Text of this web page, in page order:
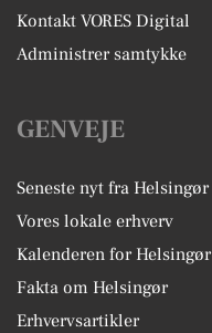
Kontakt VORES Digital
Administrer samtykke
GENVEJE
Seneste nyt fra Helsingør
Vores lokale erhverv
Kalenderen for Helsingør
Fakta om Helsingør
Erhvervsartikler